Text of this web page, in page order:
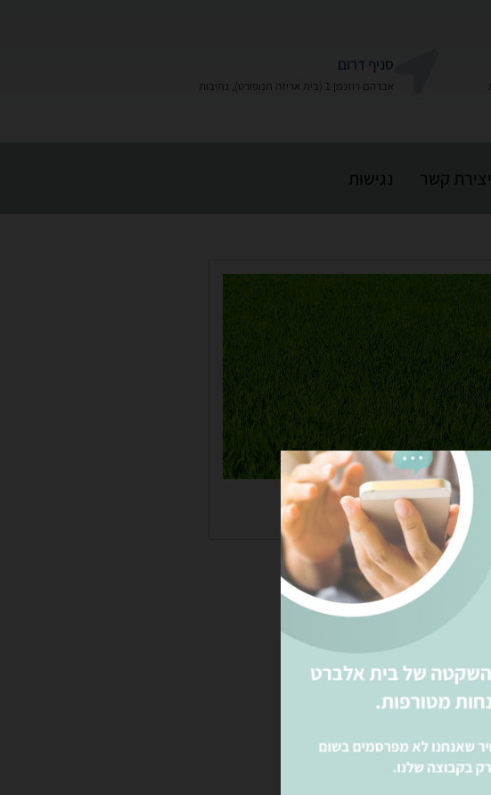
סניף דרום
אברהם רוזנמן 1 (בית אריזה תנופורט), נתיבות
יצירת קשר נגישות
דשא סינטטי דגם גליל